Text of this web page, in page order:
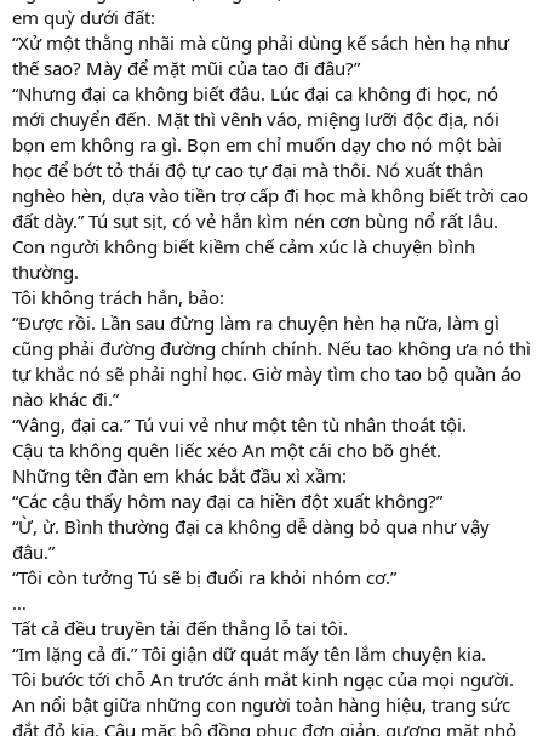
em quỳ dưới đất:
“Xử một thằng nhãi mà cũng phải dùng kế sách hèn hạ như
thế sao? Mày để mặt mũi của tao đi đâu?”
“Nhưng đại ca không biết đâu. Lúc đại ca không đi học, nó
mới chuyển đến. Mặt thì vênh váo, miệng lưỡi độc địa, nói
bọn em không ra gì. Bọn em chỉ muốn dạy cho nó một bài
học để bớt tỏ thái độ tự cao tự đại mà thôi. Nó xuất thân
nghèo hèn, dựa vào tiền trợ cấp đi học mà không biết trời cao
đất dày.” Tú sụt sịt, có vẻ hắn kìm nén cơn bùng nổ rất lâu.
Con người không biết kiềm chế cảm xúc là chuyện bình
thường.
Tôi không trách hắn, bảo:
“Được rồi. Lần sau đừng làm ra chuyện hèn hạ nữa, làm gì
cũng phải đường đường chính chính. Nếu tao không ưa nó thì
tự khắc nó sẽ phải nghỉ học. Giờ mày tìm cho tao bộ quần áo
nào khác đi.”
“Vâng, đại ca.” Tú vui vẻ như một tên tù nhân thoát tội.
Cậu ta không quên liếc xéo An một cái cho bõ ghét.
Những tên đàn em khác bắt đầu xì xầm:
“Các cậu thấy hôm nay đại ca hiền đột xuất không?”
“Ừ, ừ. Bình thường đại ca không dễ dàng bỏ qua như vậy
đâu.”
“Tôi còn tưởng Tú sẽ bị đuổi ra khỏi nhóm cơ.”
…
Tất cả đều truyền tải đến thẳng lỗ tai tôi.
“Im lặng cả đi.” Tôi giận dữ quát mấy tên lắm chuyện kia.
Tôi bước tới chỗ An trước ánh mắt kinh ngạc của mọi người.
An nổi bật giữa những con người toàn hàng hiệu, trang sức
đắt đỏ kia. Cậu mặc bộ đồng phục đơn giản, gương mặt nhỏ